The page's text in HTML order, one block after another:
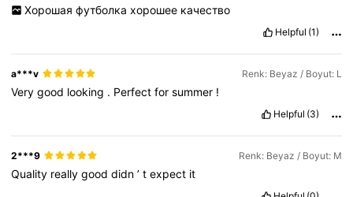
Хорошая футболка хорошее качество
Helpful (1)
a***v Renk: Beyaz / Boyut: L
Verygood looking . Perfectforsummer !
Helpful (3)
2***9 Renk: Beyaz / Boyut: M
Quality reallygooddidn’texpect it